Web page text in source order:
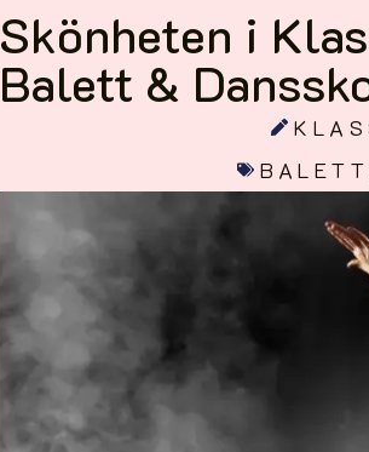
Skönheten i
Balett &
BALETT